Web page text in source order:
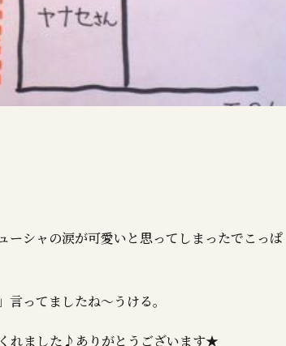
シャの涙が可愛いと思ってしまったでこっぱ
ってましたね～うける。
れました♪ありがとうございます★